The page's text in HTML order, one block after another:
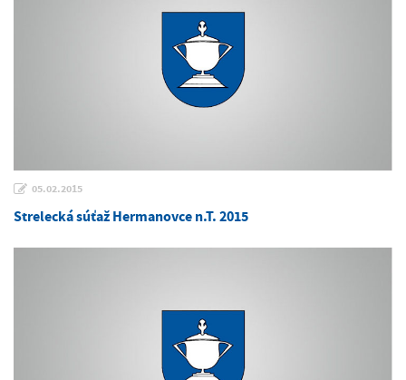
05.02.2015
Strelecká súťaž Hermanovce n.T. 2015